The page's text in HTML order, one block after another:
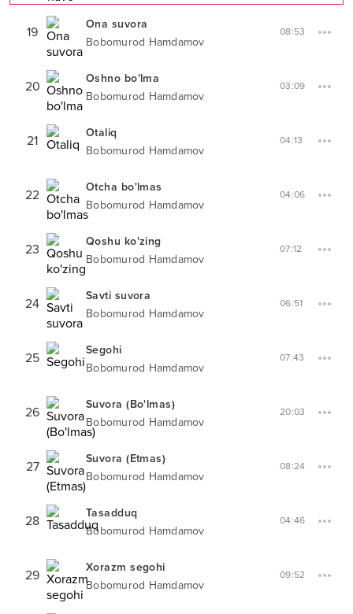
19
Ona suvora
Bobomurod Hamdamov
08:53
20
Oshno bo'lma
Bobomurod Hamdamov
03:09
21
Otaliq
Bobomurod Hamdamov
04:13
22
Otcha bo'lmas
Bobomurod Hamdamov
04:06
23
Qoshu ko'zing
Bobomurod Hamdamov
07:12
24
Savti suvora
Bobomurod Hamdamov
06:51
25
Segohi
Bobomurod Hamdamov
07:43
26
Suvora (Bo'lmas)
Bobomurod Hamdamov
20:03
27
Suvora (Etmas)
Bobomurod Hamdamov
08:24
28
Tasadduq
Bobomurod Hamdamov
04:46
29
Xorazm segohi
Bobomurod Hamdamov
09:52